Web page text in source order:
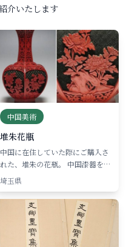
介いたします
中国美術
堆朱花瓶
中国に在住していた際にご購入さ
れた、堆朱の花瓶。 中国漆器を…
埼玉県